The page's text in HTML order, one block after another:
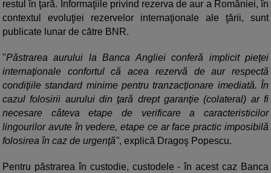
restul în ţară. Informaţiile privind rezerva de aur a României, în
contextul evoluţiei rezervelor internaţionale ale ţării, sunt
publicate lunar de către BNR.
"Păstrarea aurului la Banca Angliei conferă implicit pieţei
internaţionale confortul că acea rezervă de aur respectă
condiţiile standard minime pentru tranzacţionare imediată. În
cazul folosirii aurului din ţară drept garanţie (colateral) ar fi
necesare câteva etape de verificare a caracteristicilor
lingourilor avute în vedere, etape ce ar face practic imposibilă
folosirea în caz de urgenţă", explică Dragoş Popescu.
Pentru păstrarea în custodie, custodele - în acest caz Banca